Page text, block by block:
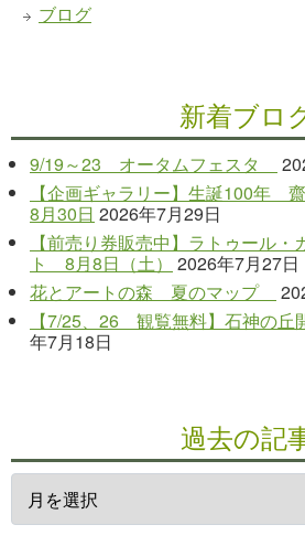
ブログ
新着ブロ
9/19～23 オータムフェスタ
【企画ギャラリー】生誕100年
8月30日 2026年7月29日
【前売り券販売中】ラトゥール
ト 8月8日（土）
2026年7月27日
花とアートの森 夏のマップ
【7/25、26 観覧無料】石神の丘
年7月18日
過去の記